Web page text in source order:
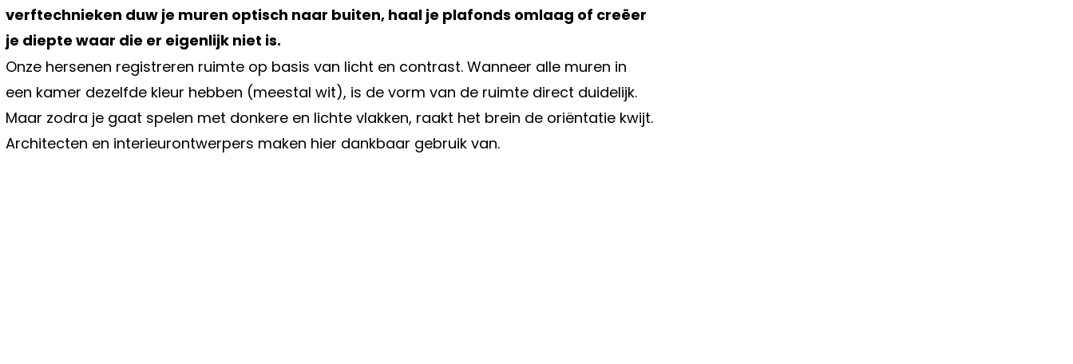
verftechnieken duw je muren optisch naar buiten, haal je plafonds omlaag of creëer
je diepte waar die er eigenlijk niet is.
Onze hersenen registreren ruimte op basis van licht en contrast. Wanneer alle muren in
een kamer dezelfde kleur hebben (meestal wit), is de vorm van de ruimte direct duidelijk.
Maar zodra je gaat spelen met donkere en lichte vlakken, raakt het brein de oriëntatie kwijt.
Architecten en interieurontwerpers maken hier dankbaar gebruik van.